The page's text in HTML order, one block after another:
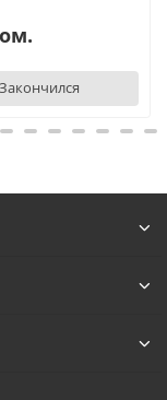
Закончился